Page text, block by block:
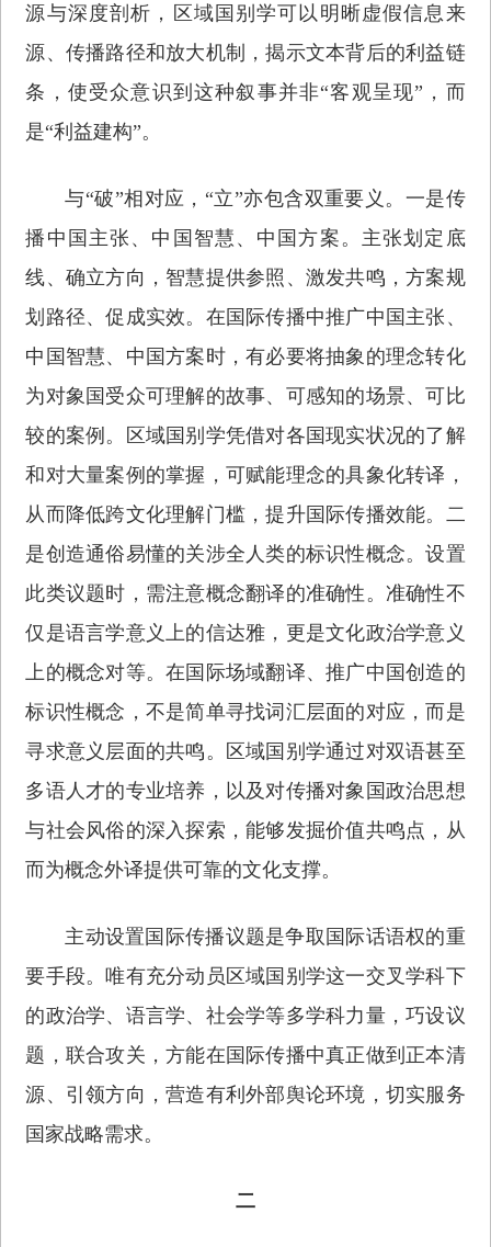
源与深度剖析，区域国别学可以明晰虚假信息来
源、传播路径和放大机制，揭示文本背后的利益链
条，使受众意识到这种叙事并非“客观呈现”，而
是“利益建构”。
与“破”相对应，“立”亦包含双重要义。一是传
播中国主张、中国智慧、中国方案。主张划定底
线、确立方向，智慧提供参照、激发共鸣，方案规
划路径、促成实效。在国际传播中推广中国主张、
中国智慧、中国方案时，有必要将抽象的理念转化
为对象国受众可理解的故事、可感知的场景、可比
较的案例。区域国别学凭借对各国现实状况的了解
和对大量案例的掌握，可赋能理念的具象化转译，
从而降低跨文化理解门槛，提升国际传播效能。二
是创造通俗易懂的关涉全人类的标识性概念。设置
此类议题时，需注意概念翻译的准确性。准确性不
仅是语言学意义上的信达雅，更是文化政治学意义
上的概念对等。在国际场域翻译、推广中国创造的
标识性概念，不是简单寻找词汇层面的对应，而是
寻求意义层面的共鸣。区域国别学通过对双语甚至
多语人才的专业培养，以及对传播对象国政治思想
与社会风俗的深入探索，能够发掘价值共鸣点，从
而为概念外译提供可靠的文化支撑。
主动设置国际传播议题是争取国际话语权的重
要手段。唯有充分动员区域国别学这一交叉学科下
的政治学、语言学、社会学等多学科力量，巧设议
题，联合攻关，方能在国际传播中真正做到正本清
源、引领方向，营造有利外部舆论环境，切实服务
国家战略需求。
二